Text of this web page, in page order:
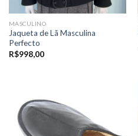
MASCULINO
Jaqueta de Lã Masculina
Perfecto
R$998,00